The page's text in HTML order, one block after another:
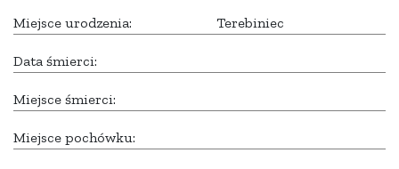
Miejsce urodzenia: Terebiniec
Data śmierci:
Miejsce śmierci:
Miejsce pochówku: